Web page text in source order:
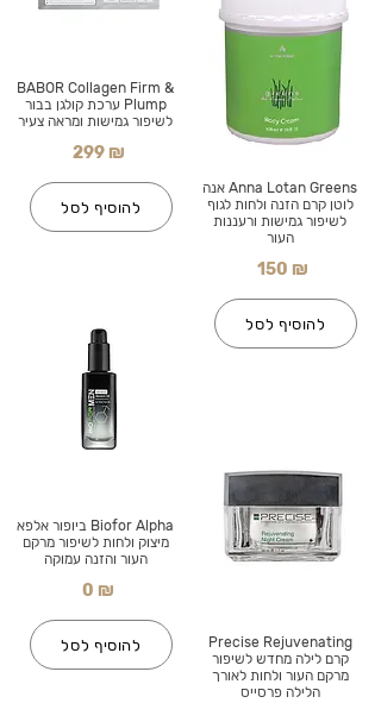
BABOR Collagen Firm &
Plump ערכת קולגן בבור
לשיפור גמישות ומראה צעיר
299 ₪
להוסיף לסל
Biofor Alpha ביופור אלפא
מיצוק ולחות לשיפור מרקם
העור והזנה עמוקה
0 ₪
להוסיף לסל
Anna Lotan Greens אנה
לוטן קרם הזנה ולחות לגוף
לשיפור גמישות ורעננות
העור
150 ₪
להוסיף לסל
Precise Rejuvenating
קרם לילה מחדש לשיפור
מרקם העור ולחות לאורך
הלילה פרסייס